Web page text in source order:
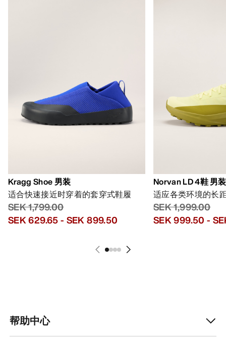
Kragg Shoe 男装
适合快速接近时穿着的套穿式鞋履
SEK 1,799.00
SEK 629.65- SEK 899.50
Norvan LD 4鞋 男装
适应各类环境的长
SEK 1,999.00
SEK 999.50 -
帮助中心